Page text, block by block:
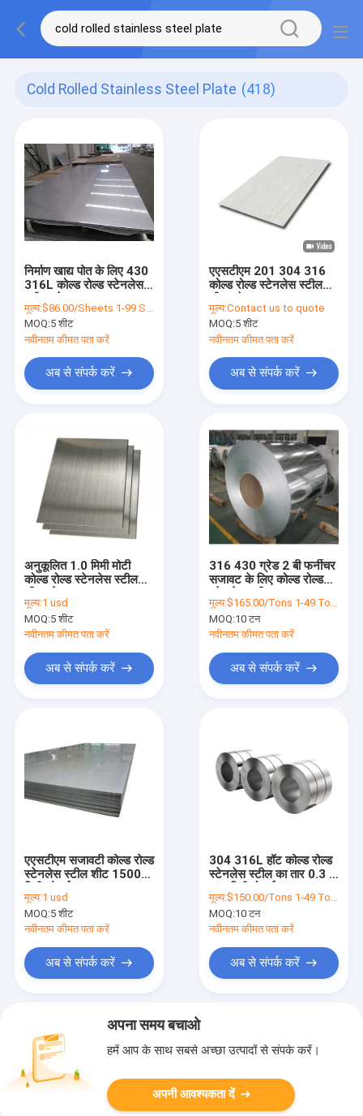
Cold Rolled Stainless Steel Plate (418)
निर्माण खाद्य पोत के लिए 430
316L कोल्ड रोल्ड स्टेनलेस
मूल्य:$86.00/Sheets 1-99 Sheets
MOQ:5 शीट
नवीनतम कीमत पता करें
अब से संपर्क करें
एएसटीएम 201 304 316
कोल्ड रोल्ड स्टेनलेस स्टील
फैक्टरी मूल्य
मूल्य:Contact us to quote
MOQ:5 शीट
नवीनतम कीमत पता करें
अब से संपर्क करें
अनुकूलित 1.0 मिमी मोटी
कोल्ड रोल्ड स्टेनलेस स्टील
430
मूल्य:1 usd
MOQ:5 शीट
नवीनतम कीमत पता करें
अब से संपर्क करें
316 430 ग्रेड 2 बी फर्नीचर
सजावट के लिए कोल्ड रोल्ड
करें:
मूल्य:$165.00/Tons 1-49 Tons
MOQ:10 टन
नवीनतम कीमत पता करें
अब से संपर्क करें
एएसटीएम सजावटी कोल्ड रोल्ड
स्टेनलेस स्टील शीट 1500
मूल्य:1 usd
MOQ:5 शीट
नवीनतम कीमत पता करें
अब से संपर्क करें
304 316L हॉट कोल्ड रोल्ड
स्टेनलेस स्टील का तार 0.3 -
मूल्य:$150.00/Tons 1-49 Tons
MOQ:10 टन
नवीनतम कीमत पता करें
अब से संपर्क करें
अपना समय बचाओ
हमें आप के साथ सबसे अच्छा उत्पादों से संपर्क करें।
अपनी आवश्यकता दें